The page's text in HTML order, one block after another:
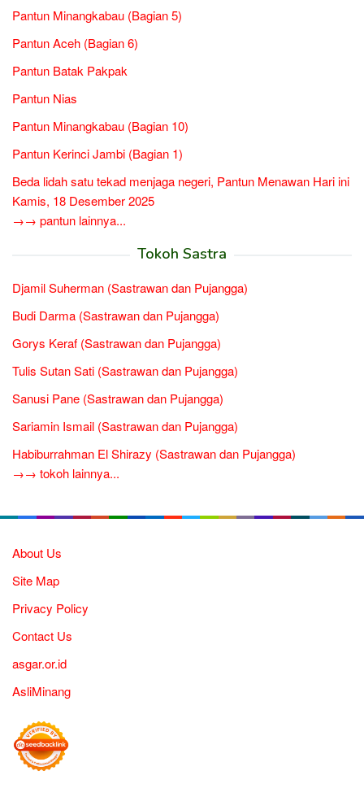
Pantun Minangkabau (Bagian 5)
Pantun Aceh (Bagian 6)
Pantun Batak Pakpak
Pantun Nias
Pantun Minangkabau (Bagian 10)
Pantun Kerinci Jambi (Bagian 1)
Beda lidah satu tekad menjaga negeri, Pantun Menawan Hari ini
Kamis, 18 Desember 2025
→→ pantun lainnya...
Tokoh Sastra
Djamil Suherman (Sastrawan dan Pujangga)
Budi Darma (Sastrawan dan Pujangga)
Gorys Keraf (Sastrawan dan Pujangga)
Tulis Sutan Sati (Sastrawan dan Pujangga)
Sanusi Pane (Sastrawan dan Pujangga)
Sariamin Ismail (Sastrawan dan Pujangga)
Habiburrahman El Shirazy (Sastrawan dan Pujangga)
→→ tokoh lainnya...
About Us
Site Map
Privacy Policy
Contact Us
asgar.or.id
AsliMinang